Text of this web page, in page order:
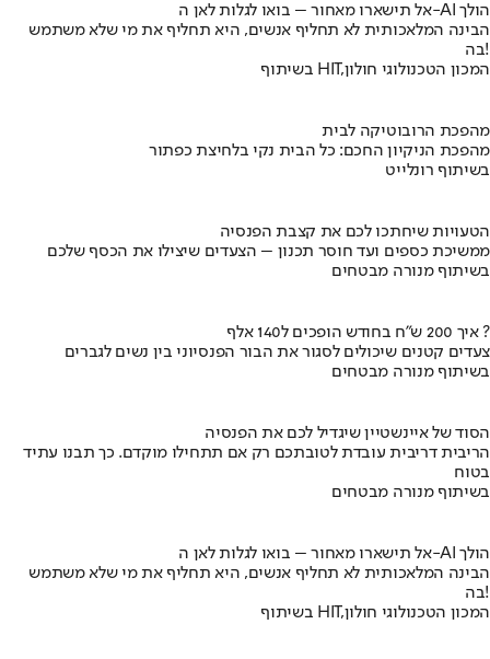
אל תישארו מאחור – בואו לגלות לאן ה-AI הולך
הבינה המלאכותית לא תחליף אנשים, היא תחליף את מי שלא משתמש
בה!
בשיתוף HIT,המכון הטכנולוגי חולון
מהפכת הרובוטיקה לבית
מהפכת הניקיון החכם: כל הבית נקי בלחיצת כפתור
בשיתוף רונלייט
הטעויות שיחתכו לכם את קצבת הפנסיה
ממשיכת כספים ועד חוסר תכנון – הצעדים שיצילו את הכסף שלכם
בשיתוף מנורה מבטחים
איך 200 ש"ח בחודש הופכים ל140 אלף ?
צעדים קטנים שיכולים לסגור את הבור הפנסיוני בין נשים לגברים
בשיתוף מנורה מבטחים
הסוד של איינשטיין שיגדיל לכם את הפנסיה
הריבית דריבית עובדת לטובתכם רק אם תתחילו מוקדם. כך תבנו עתיד
בטוח
בשיתוף מנורה מבטחים
אל תישארו מאחור – בואו לגלות לאן ה-AI הולך
הבינה המלאכותית לא תחליף אנשים, היא תחליף את מי שלא משתמש
בה!
בשיתוף HIT,המכון הטכנולוגי חולון